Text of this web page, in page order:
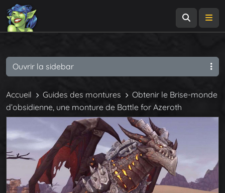
Accueil Guides des montures
Obtenir le Brise-monde
d’obsidienne, une monture de Battle for Azeroth
Ouvrir la sidebar